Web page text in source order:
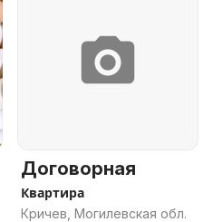
Договорная
Квартира
Кричев, Могилевская обл.